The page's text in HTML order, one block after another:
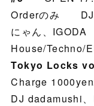
Orderのみ DJs
にゃん、
House/Techno/
Tokyo Locks
Charge
DJ dadamushi